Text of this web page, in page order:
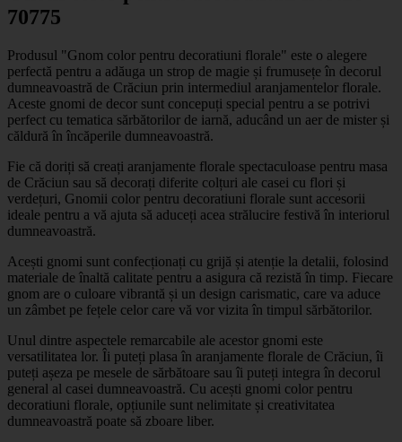
70775
Produsul "Gnom color pentru decoratiuni florale" este o alegere
perfectă pentru a adăuga un strop de magie și frumusețe în decorul
dumneavoastră de Crăciun prin intermediul aranjamentelor florale.
Aceste gnomi de decor sunt concepuți special pentru a se potrivi
perfect cu tematica sărbătorilor de iarnă, aducând un aer de mister și
căldură în încăperile dumneavoastră.
Fie că doriți să creați aranjamente florale spectaculoase pentru masa
de Crăciun sau să decorați diferite colțuri ale casei cu flori și
verdețuri, Gnomii color pentru decoratiuni florale sunt accesorii
ideale pentru a vă ajuta să aduceți acea strălucire festivă în interiorul
dumneavoastră.
Acești gnomi sunt confecționați cu grijă și atenție la detalii, folosind
materiale de înaltă calitate pentru a asigura că rezistă în timp. Fiecare
gnom are o culoare vibrantă și un design carismatic, care va aduce
un zâmbet pe fețele celor care vă vor vizita în timpul sărbătorilor.
Unul dintre aspectele remarcabile ale acestor gnomi este
versatilitatea lor. Îi puteți plasa în aranjamente florale de Crăciun, îi
puteți așeza pe mesele de sărbătoare sau îi puteți integra în decorul
general al casei dumneavoastră. Cu acești gnomi color pentru
decoratiuni florale, opțiunile sunt nelimitate și creativitatea
dumneavoastră poate să zboare liber.